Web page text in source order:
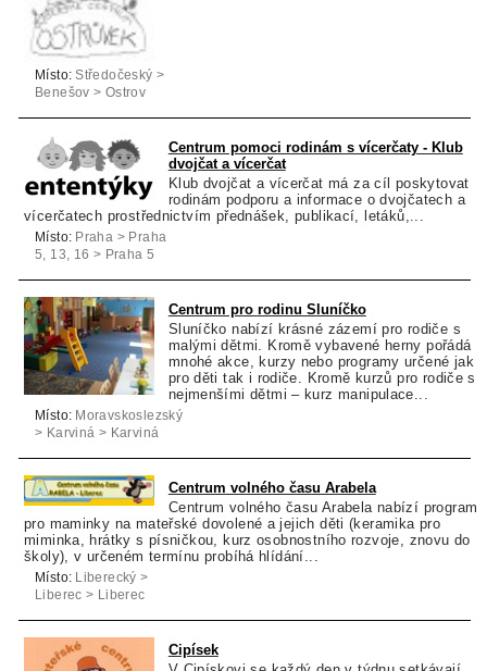
Místo: Středočeský >
Benešov > Ostrov
Centrum pomoci rodinám s vícerčaty - Klub
dvojčat a vícerčat
Klub dvojčat a vícerčat má za cíl poskytovat
rodinám podporu a informace o dvojčatech a
vícerčatech prostřednictvím přednášek, publikací, letáků,...
Místo: Praha > Praha
5, 13, 16 > Praha 5
Centrum pro rodinu Sluníčko
Sluníčko nabízí krásné zázemí pro rodiče s
malými dětmi. Kromě vybavené herny pořádá
mnohé akce, kurzy nebo programy určené jak
pro děti tak i rodiče. Kromě kurzů pro rodiče s
nejmenšími dětmi – kurz manipulace...
Místo: Moravskoslezský
> Karviná > Karviná
Centrum volného času Arabela
Centrum volného času Arabela nabízí program
pro maminky na mateřské dovolené a jejich děti (keramika pro
miminka, hrátky s písničkou, kurz osobnostního rozvoje, znovu do
školy), v určeném termínu probíhá hlídání...
Místo:
Liberecký >
Liberec > Liberec
Cipísek